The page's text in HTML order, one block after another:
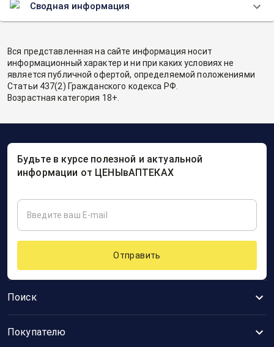
Сводная информация
Вся представленная на сайте информация носит
информационный характер и ни при каких условиях не
является публичной офертой, определяемой положениями
Статьи 437(2) Гражданского кодекса РФ.
Возрастная категория 18+.
Поиск
Покупателю
Будьте в курсе полезной и актуальной
информации от ЦЕНЫвАПТЕКАХ
Отправить